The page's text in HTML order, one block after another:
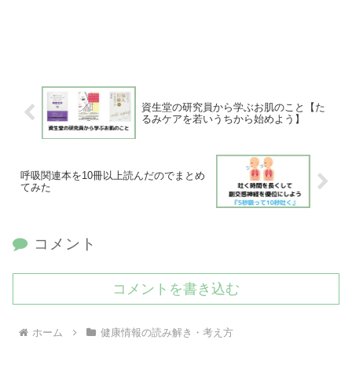
資生堂の研究員から学ぶお肌のこと【た
るみケアを若いうちから始めよう】
呼吸関連本を10冊以上読んだのでまとめ
てみた
コメント
コメントを書き込む
ホーム 健康情報の読み解き・考え方